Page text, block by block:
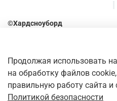
©Хардсноуборд
Оставьте отзыв о нашем
камеру
Продолжая использовать
на обработку файлов
правильную работу сайта и
Политикой безопасности